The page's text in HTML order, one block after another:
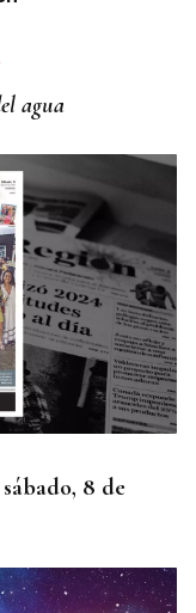
en la
agua
8 de